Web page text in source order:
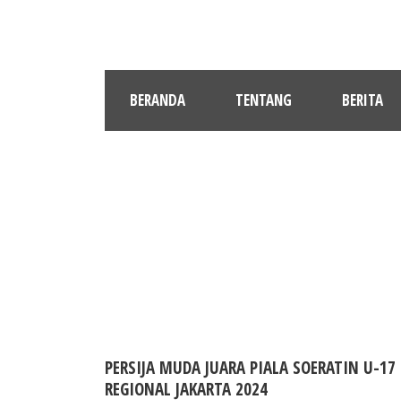
BERANDA TENTANG BERITA
PERSIJA MUDA JUARA PIALA SOERATIN U-17
REGIONAL JAKARTA 2024